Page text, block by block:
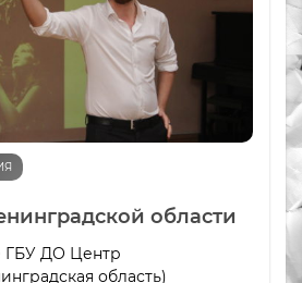
области
ГБУ ДО Центр
область)